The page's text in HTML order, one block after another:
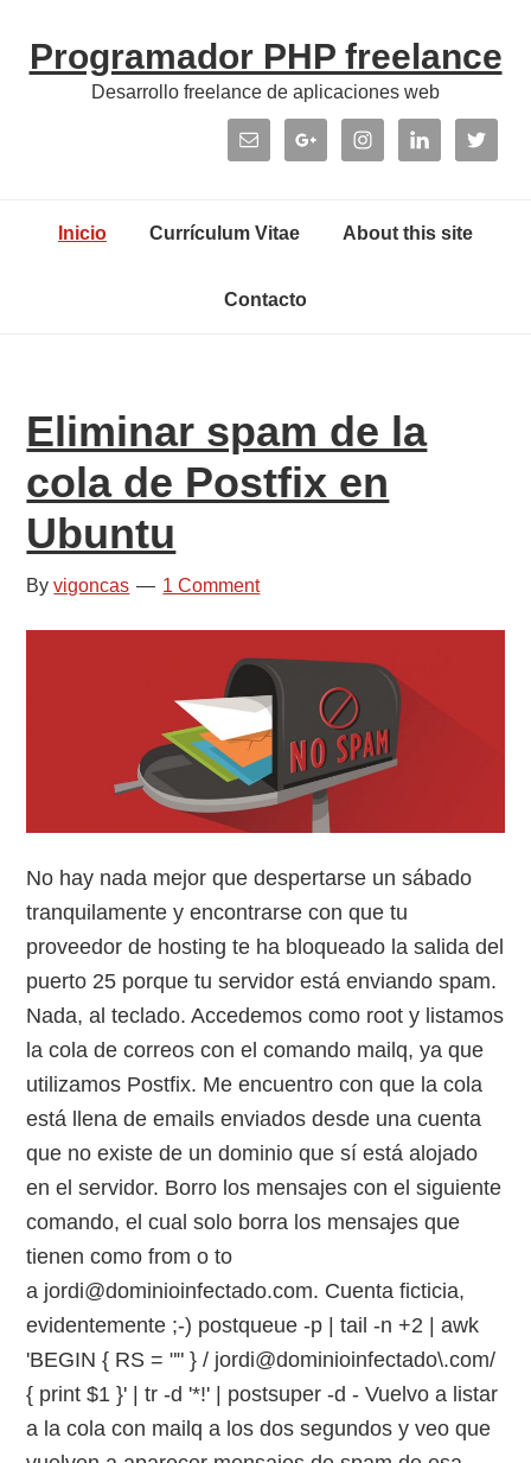
links
Programador PHP freelance
Desarrollo freelance de aplicaciones web
MainInicio Currículum Vitae About this site
Contacto
Eliminar spam de la
cola de Postfix en
Ubuntu
Byvigoncas 1 Comment
No hay nada mejor que despertarse un sábado
tranquilamente y encontrarse con que tu
proveedor de hosting te ha bloqueado la salida del
puerto 25 porque tu servidor está enviando spam.
Nada, al teclado. Accedemos como root y listamos
la cola de correos con el comando mailq, ya que
utilizamos Postfix. Me encuentro con que la cola
está llena de emails enviados desde una cuenta
que no existe de un dominio que sí está alojado
en el servidor. Borro los mensajes con el siguiente
comando, el cual solo borra los mensajes que
tienen como from o to
a jordi@dominioinfectado.com. Cuenta ficticia,
evidentemente ;-) postqueue -p | tail -n +2 | awk
'BEGIN { RS = "" } / jordi@dominioinfectado\.com/
{ print $1 }' | tr -d '*!' | postsuper -d - Vuelvo a listar
a la cola con mailq a los dos segundos y veo que